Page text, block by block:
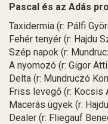
Pascal és az Adás
Taxidermia (r: Pálfi
Fehér tenyér (r: Hajdu
Szép napok (r:
A nyomozó (r: Gigor
Delta (r: Mundruczó
Friss levegő (r: Kocsis
Macerás ügyek (r:
Dealer (r: Fliegauf